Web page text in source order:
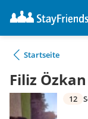
Startseite
Filiz
12